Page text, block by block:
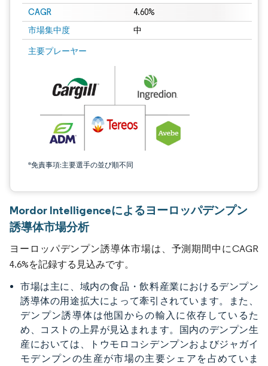
CAGR 4.60%
市場集中度 中
主要プレーヤー
*免責事項:主要選手の並び順不同
Mordor Intelligenceによるヨーロッパデンプン
誘導体市場分析
ヨーロッパデンプン誘導体市場は、予測期間中にCAGR
4.6%を記録する見込みです。
市場は主に、域内の食品・飲料産業におけるデンプン
誘導体の用途拡大によって牽引されています。また、
デンプン誘導体は他国からの輸入に依存しているた
め、コストの上昇が見込まれます。国内のデンプン生
産においては、トウモロコシデンプンおよびジャガイ
モデンプンの生産が市場の主要シェアを占めていま